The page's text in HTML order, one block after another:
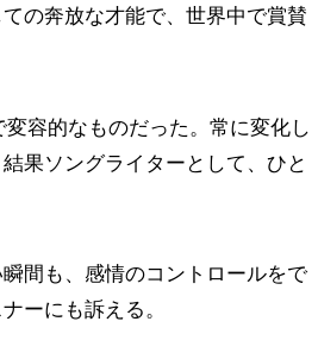
の奔放な才能で、世界中で賞賛
容的なものだった。常に変化し
果ソングライターとして、ひと
間も、感情のコントロールをで
ーにも訴える。